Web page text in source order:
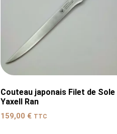
Couteau japonais Filet de Sole
Yaxell Ran
159,00 € TTC